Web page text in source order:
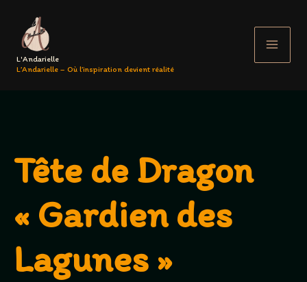
contenu
L'Andarielle
L’Andarielle – Où l’inspiration devient réalité
Tête de Dragon
« Gardien des
Lagunes »